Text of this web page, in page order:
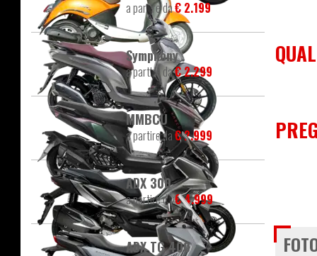
a partire da€ 2.199
Symphony
a partire da€ 2.299
MMBCU
a partire da€ 2.999
ADX 300
a partire da€ 4.999
ADX TG 400